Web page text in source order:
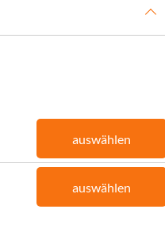
auswählen
auswählen